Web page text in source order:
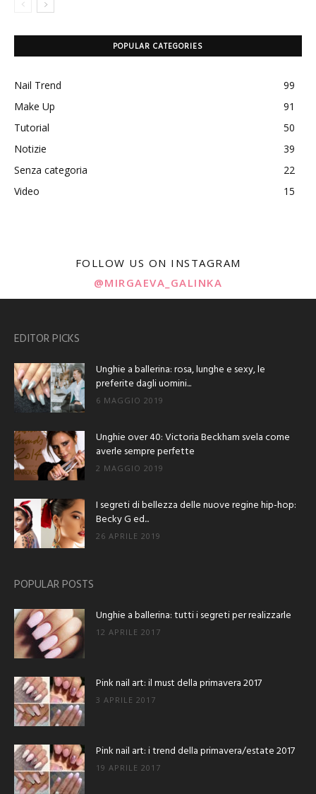
POPULAR CATEGORIES
Nail Trend
99
Make Up
91
Tutorial
50
Notizie
39
Senza categoria
22
Video
15
FOLLOW US ON INSTAGRAM
@MIRGAEVA_GALINKA
EDITOR PICKS
Unghie a ballerina: rosa, lunghe e sexy, le
preferite dagli uomini...
6 MAGGIO 2019
Unghie over 40: Victoria Beckham svela come
averle sempre perfette
2 MAGGIO 2019
I segreti di bellezza delle nuove regine hip-hop:
Becky G ed...
26 APRILE 2019
POPULAR POSTS
Unghie a ballerina: tutti i segreti per realizzarle
12 APRILE 2017
Pink nail art: il must della primavera 2017
3 APRILE 2017
Pink nail art: i trend della primavera/estate 2017
19 APRILE 2017